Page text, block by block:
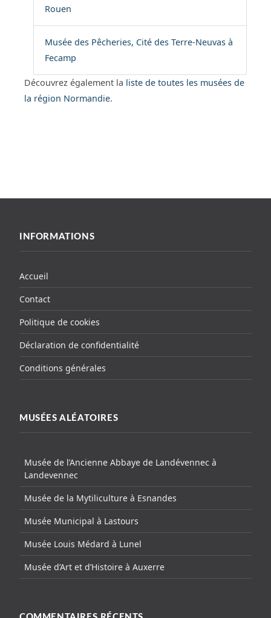
Rouen
Musée des Pêcheries, Cité des Terre-Neuvas à
Fecamp
Découvrez également la liste de toutes les musées de
la région Normandie.
INFORMATIONS
Accueil
Contact
Politique de cookies
Déclaration de confidentialité
Conditions générales
MUSÉES ALÉATOIRES
Musée de l’Ancienne Abbaye de Landévennec à
Landevennec
Musée de la Mytiliculture à Esnandes
Musée Municipal à Lastours
Musée Louis Médard à Lunel
Musée d’Art et d’Histoire à Auxerre